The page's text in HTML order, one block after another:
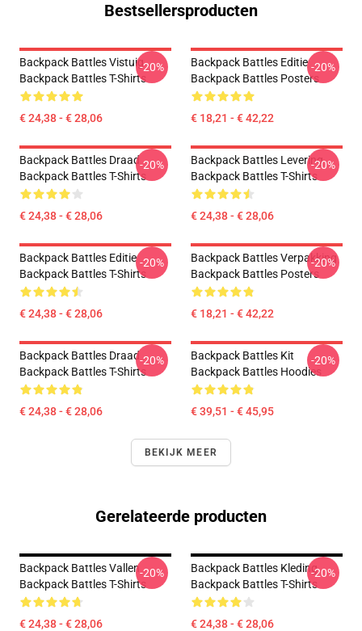
Bestsellersproducten
Backpack Battles Vistuig
Backpack Battles T-Shirts
€ 24,38 - € 28,06
-20%
Backpack Battles Editie
Backpack Battles Posters
€ 18,21 - € 42,22
-20%
Backpack Battles Draad
Backpack Battles T-Shirts
€ 24,38 - € 28,06
-20%
Backpack Battles Levering
Backpack Battles T-Shirts
€ 24,38 - € 28,06
-20%
Backpack Battles Editie
Backpack Battles T-Shirts
€ 24,38 - € 28,06
-20%
Backpack Battles Verpakking
Backpack Battles Posters
€ 18,21 - € 42,22
-20%
Backpack Battles Draad
Backpack Battles T-Shirts
€ 24,38 - € 28,06
-20%
Backpack Battles Kit
Backpack Battles Hoodies
€ 39,51 - € 45,95
-20%
BEKIJK MEER
Gerelateerde producten
Backpack Battles Vallen
Backpack Battles T-Shirts
€ 24,38 - € 28,06
-20%
Backpack Battles Kleding
Backpack Battles T-Shirts
€ 24,38 - € 28,06
-20%